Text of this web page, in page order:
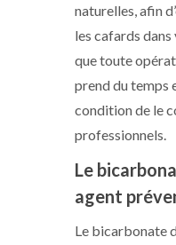
naturelles, afin
les cafards dans
que toute
prend du temps
condition de le
professionnels.
Le
agent
Le bicarbonate